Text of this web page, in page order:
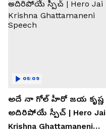
అదే నా గోల్ హీరో జయ కృష్ణ
అదిరిపోయే స్పీచ్ | Hero Jai
Krishna Ghattamaneni
05:09